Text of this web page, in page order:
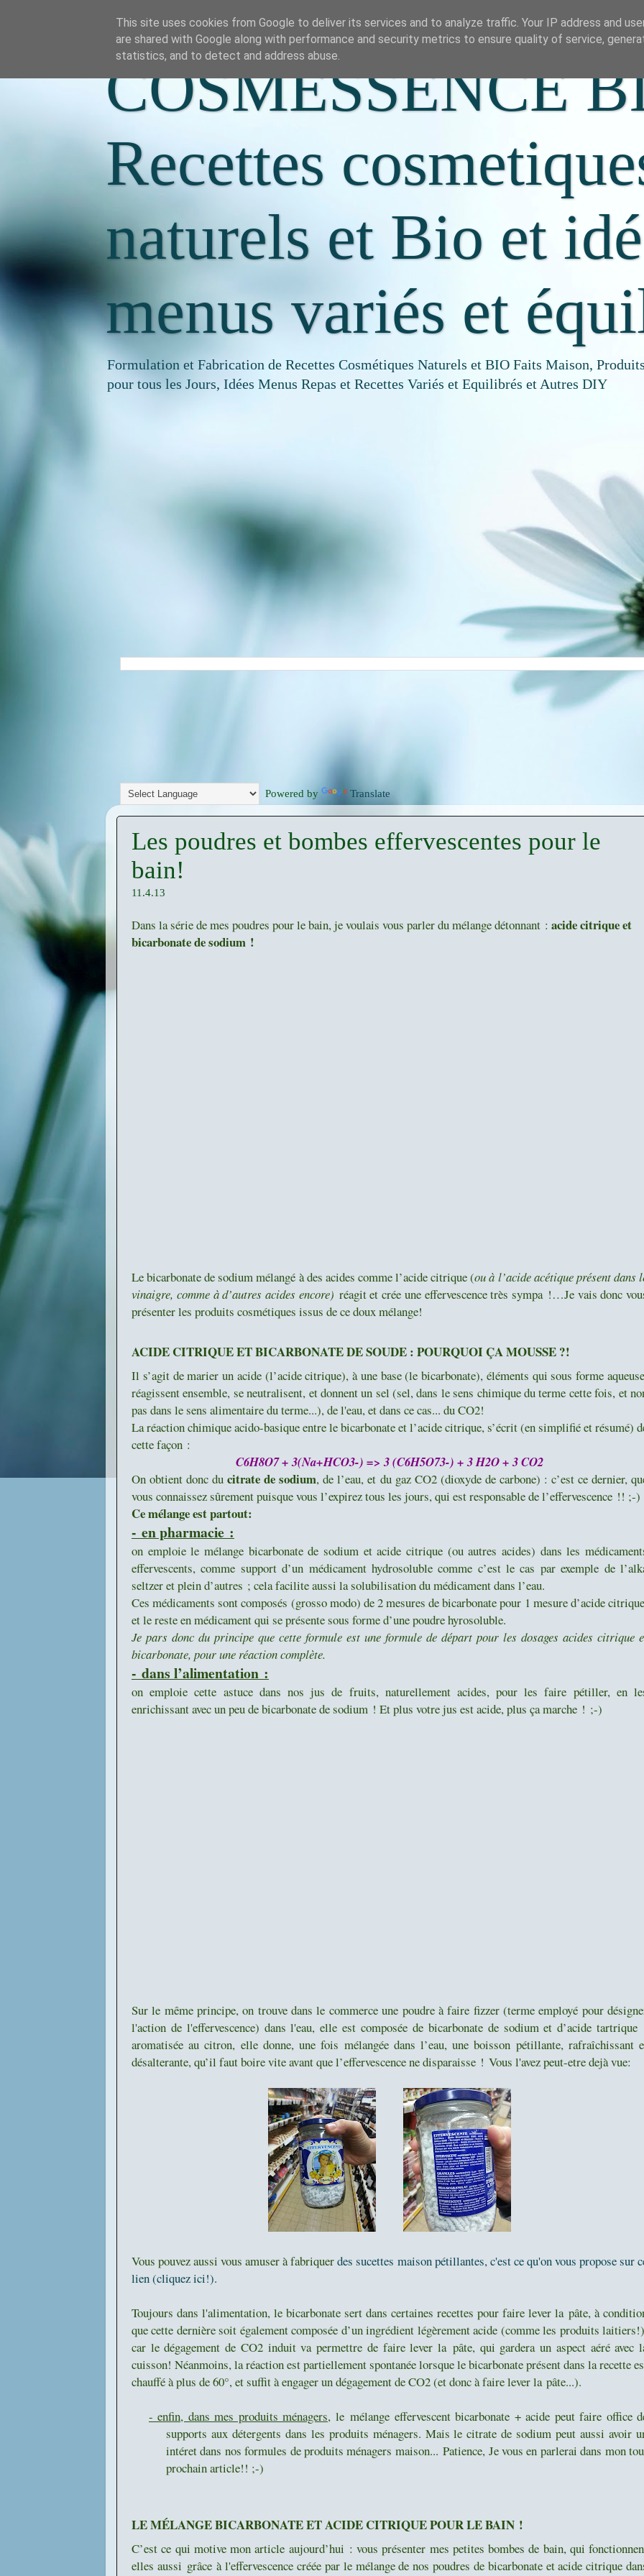
COSMESSENCE
Recettes
naturels et Bio et
menus variés et
Formulation et Fabrication de Recettes Cosmétiques Naturels et BIO Faits Maison,
pour tous les Jours, Idées Menus Repas et Recettes Variés et Equilibrés et Autres DIY
Powered by Translate
Les poudres et bombes effervescentes pour le
bain!
11.4.13
Dans la série de mes poudres pour le bain, je voulais vous parler du mélange détonnant : acide citrique et
bicarbonate de sodium !
Le bicarbonate de sodium mélangé à des acides comme l’acide citrique (ou à l’acide acétique présent dans
vinaigre, comme à d’autres acides encore) réagit et crée une effervescence très sympa !…Je vais donc
présenter les produits cosmétiques issus de ce doux mélange!
ACIDE CITRIQUE ET BICARBONATE DE SOUDE : POURQUOI ÇA MOUSSE ?!
Il s’agit de marier un acide (l’acide citrique), à une base (le bicarbonate), éléments qui sous forme
réagissent ensemble, se neutralisent, et donnent un sel (sel, dans le sens chimique du terme cette fois, et
pas dans le sens alimentaire du terme...), de l'eau, et dans ce cas... du CO2!
La réaction chimique acido-basique entre le bicarbonate et l’acide citrique, s’écrit (en simplifié et résumé)
cette façon :
C6H8O7 + 3(Na+HCO3-) => 3 (C6H5O73-) + 3 H2O + 3 CO2
On obtient donc ducitrate de sodium, de l’eau, et du gaz CO2 (dioxyde de carbone) : c’est ce dernier,
vous connaissez sûrement puisque vous l’expirez tous les jours, qui est responsable de l’effervescence !! ;-)
Ce mélange est partout:
- en pharmacie :
on emploie le mélange bicarbonate de sodium et acide citrique (ou autres acides) dans les
effervescents, comme support d’un médicament hydrosoluble comme c’est le cas par exemple de
seltzer et plein d’autres ; cela facilite aussi la solubilisation du médicament dans l’eau.
Ces médicaments sont composés (grosso modo) de 2 mesures de bicarbonate pour 1 mesure d’acide
et le reste en médicament qui se présente sous forme d’une poudre hyrosoluble.
Je pars donc du principe que cette formule est une formule de départ pour les dosages acides citrique
bicarbonate, pour une réaction complète.
- dans l’alimentation :
on emploie cette astuce dans nos jus de fruits, naturellement acides, pour les faire pétiller, en
enrichissant avec un peu de bicarbonate de sodium ! Et plus votre jus est acide, plus ça marche ! ;-)
Sur le même principe, on trouve dans le commerce une poudre à faire fizzer (terme employé pour
l'action de l'effervescence) dans l'eau, elle est composée de bicarbonate de sodium et d’acide
aromatisée au citron, elle donne, une fois mélangée dans l’eau, une boisson pétillante, rafraîchissant
désalterante, qu’il faut boire vite avant que l’effervescence ne disparaisse ! Vous l'avez peut-etre dejà vue:
Vous pouvez aussi vous amuser à fabriquerdes sucettes maison pétillantes, c'est ce qu'on vous propose sur
lien (cliquez ici!).
Toujours dans l'alimentation, le bicarbonate sert dans certaines recettes pour faire lever la pâte, à
que cette dernière soit également composée d’un ingrédient légèrement acide (comme les produits
car le dégagement de CO2 induit va permettre de faire lever la pâte, qui gardera un aspect aéré avec
cuisson! Néanmoins, la réaction est partiellement spontanée lorsque le bicarbonate présent dans la recette
chauffé à plus de 60°, et suffit à engager un dégagement de CO2 (et donc à faire lever la pâte...).
- enfin, dans mes produits ménagers, lemélange effervescent bicarbonate + acide peut faire office
supports aux détergents dans les produits ménagers. Mais le citrate de sodium peut aussi avoir
intéret dans nos formules de produits ménagers maison...Patience, Je vous en parlerai dans mon
prochain article!! ;-)
LE MÉLANGE BICARBONATE ET ACIDE CITRIQUE POUR LE BAIN !
C’est ce qui motive mon article aujourd’hui : vous présenter mes petites bombes de bain, qui
elles aussi grâce à l'effervescence créée par le mélange de nos poudres de bicarbonate et acide citrique
This site uses cookies from Google to deliver its services and to analyze traffic. Your IP address and
are shared with Google along with performance and security metrics to ensure quality of service,
statistics, and to detect and address abuse.